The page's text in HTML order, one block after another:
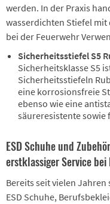
werden. In der Praxis
wasserdichten Stiefel
bei der Feuerwehr
Sicherheitsstiefel S5
Sicherheitsklasse S5
Sicherheitsstiefeln
eine korrosionsfreie
ebenso wie eine
säureresistente sowie
ESD Schuhe und
erstklassiger Service
Bereits seit vielen
ESD Schuhe,